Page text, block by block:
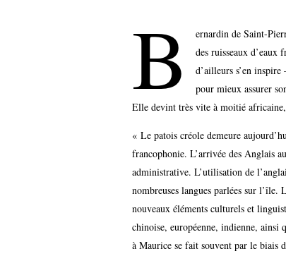
B
ernardin de Saint-
des ruisseaux d’eaux
d’ailleurs s’en
pour mieux assurer
Elle devint très vite à moitié
« Le patois créole demeure
francophonie. L’arrivée des Anglais
administrative. L’utilisation de
nombreuses langues parlées sur
nouveaux éléments culturels et
chinoise, européenne, indienne, ainsi
à Maurice se fait souvent par le biais